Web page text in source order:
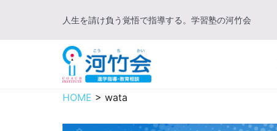
人生を請け負う覚悟で指導する。学習塾の河竹会
HOME > wata